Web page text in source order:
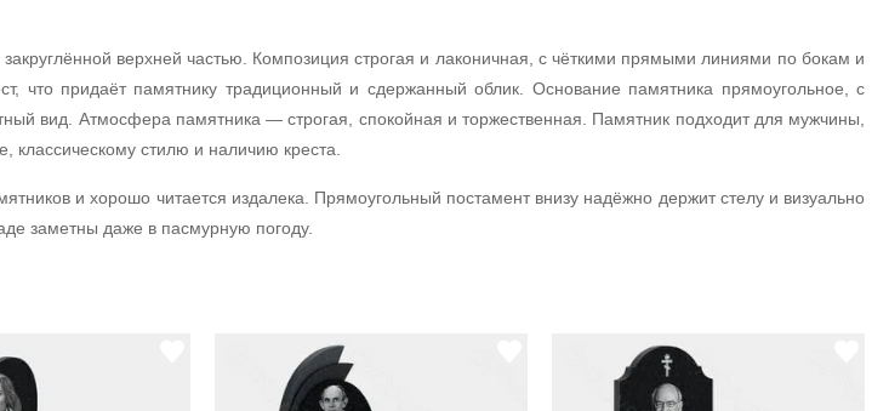
верхней частью. Композиция строгая и лаконичная, с чёткими прямыми линиями по бокам и
что придаёт памятнику традиционный и сдержанный облик. Основание памятника прямоугольное, с
вид. Атмосфера памятника — строгая, спокойная и торжественная. Памятник подходит для мужчины,
классическому стилю и наличию креста.
и хорошо читается издалека. Прямоугольный постамент внизу надёжно держит стелу и визуально
заметны даже в пасмурную погоду.